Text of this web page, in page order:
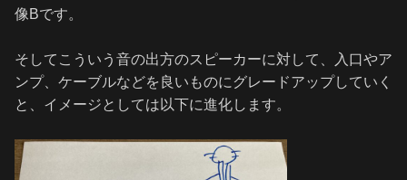
像Bです。
そしてこういう音の出方のスピーカーに対して、入口やア
ンプ、ケーブルなどを良いものにグレードアップしていく
と、イメージとしては以下に進化します。